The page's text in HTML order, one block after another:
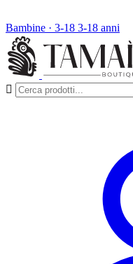
Bambine · 3-18 3-18 anni
